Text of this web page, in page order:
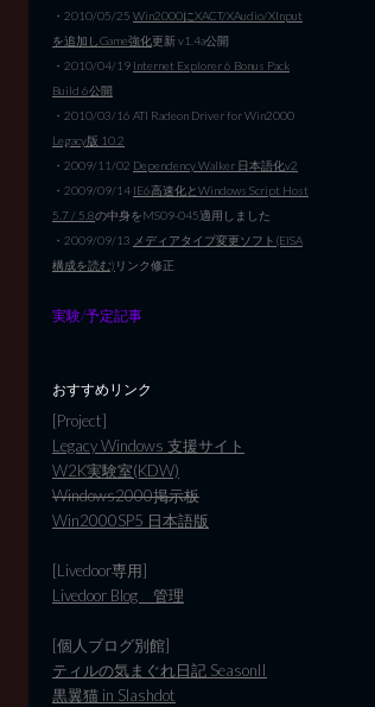
・2010/05/25 Win2000にXACT/XAudio/XInput
を追加しGame強化更新 v1.4a公開
・2010/04/19 Internet Explorer 6 Bonus Pack
Build 6公開
・2010/03/16 ATI Radeon Driver for Win2000
Legacy版 10.2
・2009/11/02 Dependency Walker 日本語化v2
・2009/09/14 IE6高速化とWindows Script Host
5.7 / 5.8の中身をMS09-045適用しました
・2009/09/13 メディアタイプ変更ソフト(EISA
構成を読む) リンク修正
実験/予定記事
おすすめリンク
[Project]
Legacy Windows 支援サイト
W2K実験室(KDW)
Windows2000掲示板
Win2000SP5 日本語版
[Livedoor専用]
Livedoor Blog 管理
[個人ブログ別館]
ティルの気まぐれ日記 SeasonII
黒翼猫 in Slashdot